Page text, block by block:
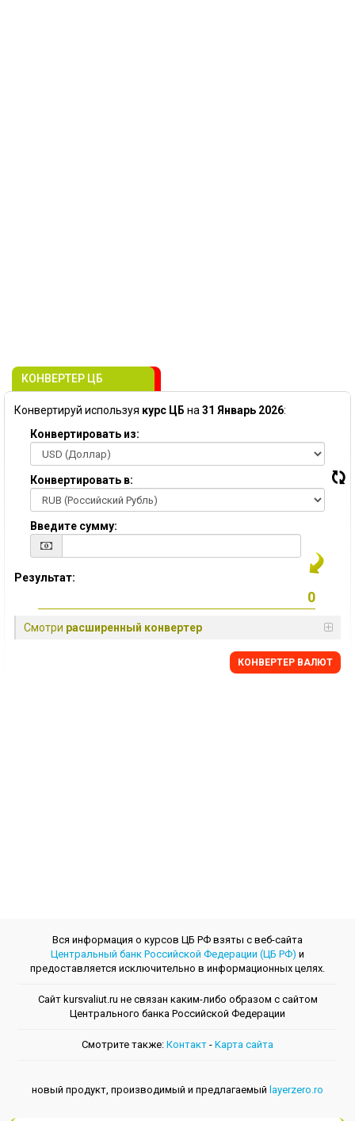
КОНВЕРТЕР ЦБ
Конвертируй используя курс ЦБ на 31 Январь 2026:
Конвертировать из:
Конвертировать в:
Введите сумму:
Результат:
Смотри расширенный конвертер
КОНВЕРТЕР ВАЛЮТ
Вся информация о курсов ЦБ РФ взяты с веб-сайта
Центральный банк Российской Федерации (ЦБ РФ) и
предоставляется исключительно в информационных целях.
Сайт kursvaliut.ru не связан каким-либо образом с сайтом
Центрального банкa Российской Федерации
Смотрите также: Контакт - Kарта сайта
новый продукт, производимый и предлагаемый layerzero.ro